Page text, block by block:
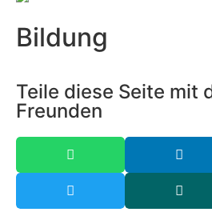
Bildung
Teile diese Seite mit
Freunden